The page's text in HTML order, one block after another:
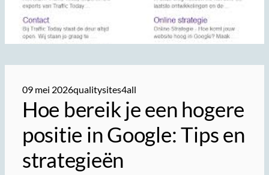
09 mei 2026qualitysites4all
Hoe bereik je een hogere
positie in Google: Tips en
strategieën